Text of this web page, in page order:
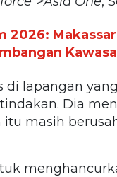
2026:
lapangan
Dia
masih